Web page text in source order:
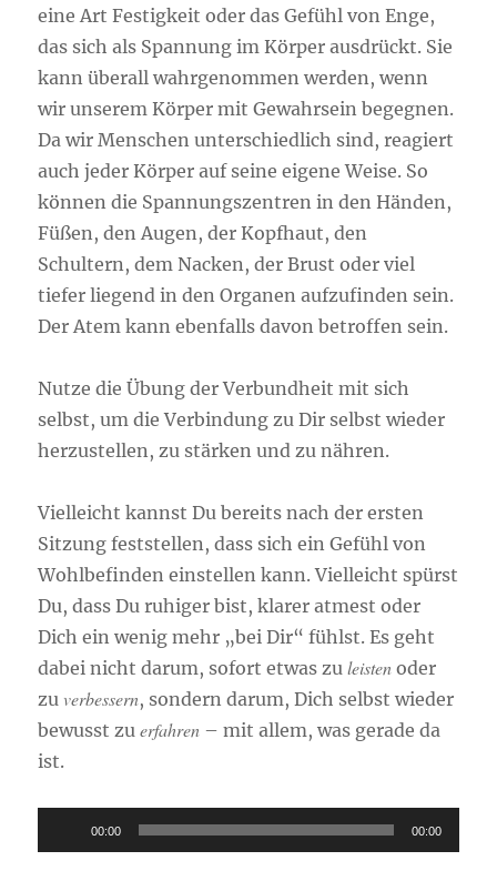
eine Art Festigkeit oder das Gefühl von Enge,
das sich als Spannung im Körper ausdrückt. Sie
kann überall wahrgenommen werden, wenn
wir unserem Körper mit Gewahrsein begegnen.
Da wir Menschen unterschiedlich sind, reagiert
auch jeder Körper auf seine eigene Weise. So
können die Spannungszentren in den Händen,
Füßen, den Augen, der Kopfhaut, den
Schultern, dem Nacken, der Brust oder viel
tiefer liegend in den Organen aufzufinden sein.
Der Atem kann ebenfalls davon betroffen sein.
Nutze die Übung der Verbundheit mit sich
selbst, um die Verbindung zu Dir selbst wieder
herzustellen, zu stärken und zu nähren.
Vielleicht kannst Du bereits nach der ersten
Sitzung feststellen, dass sich ein Gefühl von
Wohlbefinden einstellen kann. Vielleicht spürst
Du, dass Du ruhiger bist, klarer atmest oder
Dich ein wenig mehr „bei Dir“ fühlst. Es geht
dabei nicht darum, sofort etwas zuleisten oder
zu verbessern, sondern darum, Dich selbst wieder
bewusst zuerfahren – mit allem, was gerade da
ist.
Audio-
Player
00:00 00:00